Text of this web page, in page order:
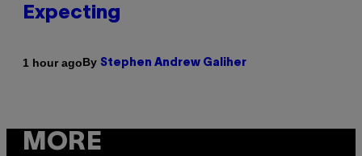
Expecting
1 hour agoBy Stephen Andrew Galiher
MORE